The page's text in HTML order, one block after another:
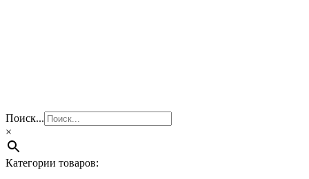
Поиск...
×
Категории товаров: